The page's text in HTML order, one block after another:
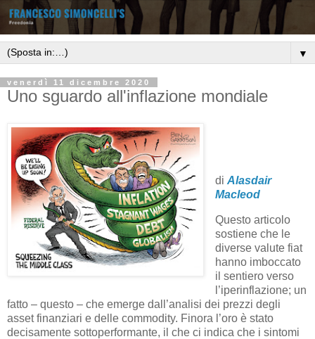
▼
venerdì 11 dicembre 2020
Uno sguardo all'inflazione mondiale
di Alasdair
Macleod
Questo articolo
sostiene che le
diverse valute fiat
hanno imboccato
il sentiero verso
l’iperinflazione; un
fatto – questo – che emerge dall’analisi dei prezzi degli
asset finanziari e delle commodity. Finora l’oro è stato
decisamente sottoperformante, il che ci indica che i sintomi